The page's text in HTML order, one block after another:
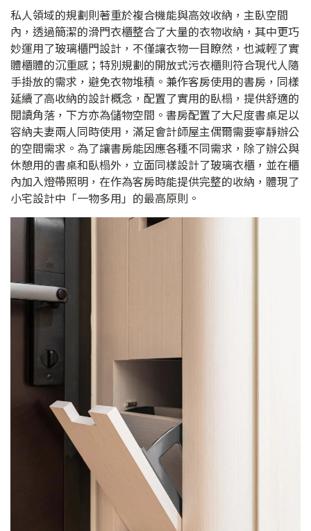
私人領域的規劃則著重於複合機能與高效收納，主臥空間
內，透過簡潔的滑門衣櫃整合了大量的衣物收納，其中更巧
妙運用了玻璃櫃門設計，不僅讓衣物一目瞭然，也減輕了實
體櫃體的沉重感；特別規劃的開放式污衣櫃則符合現代人隨
手掛放的需求，避免衣物堆積。兼作客房使用的書房，同樣
延續了高收納的設計概念，配置了實用的臥榻，提供舒適的
閱讀角落，下方亦為儲物空間。書房配置了大尺度書桌足以
容納夫妻兩人同時使用，滿足會計師屋主偶爾需要寧靜辦公
的空間需求。為了讓書房能因應各種不同需求，除了辦公與
休憩用的書桌和臥榻外，立面同樣設計了玻璃衣櫃，並在櫃
內加入燈帶照明，在作為客房時能提供完整的收納，體現了
小宅設計中「一物多用」的最高原則。